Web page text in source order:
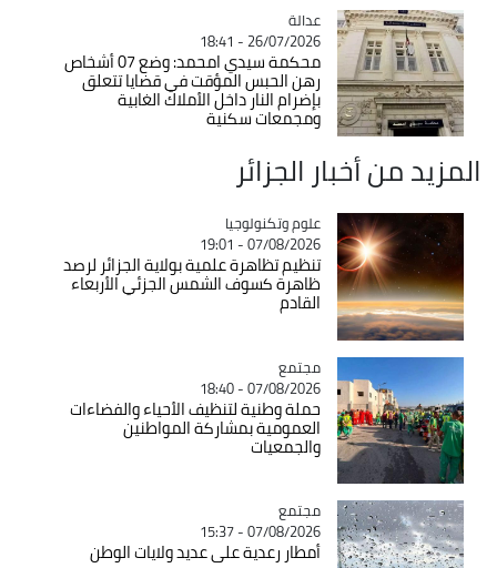
Catégorie
عدالة
26/07/2026 - 18:41
محكمة سيدي امحمد: وضع 07 أشخاص
رهن الحبس المؤقت في قضايا تتعلق
بإضرام النار داخل الأملاك الغابية
ومجمعات سكنية
المزيد من أخبار الجزائر
Catégorie
علوم وتكنولوجيا
07/08/2026 - 19:01
تنظيم تظاهرة علمية بولاية الجزائر لرصد
ظاهرة كسوف الشمس الجزئي الأربعاء
القادم
Catégorie
مجتمع
07/08/2026 - 18:40
حملة وطنية لتنظيف الأحياء والفضاءات
العمومية بمشاركة المواطنين
والجمعيات
Catégorie
مجتمع
07/08/2026 - 15:37
أمطار رعدية على عديد ولايات الوطن